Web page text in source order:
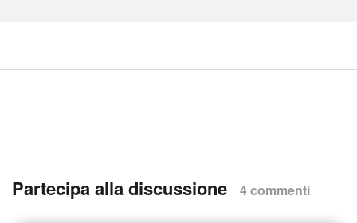
Partecipa alla discussione 4 commenti